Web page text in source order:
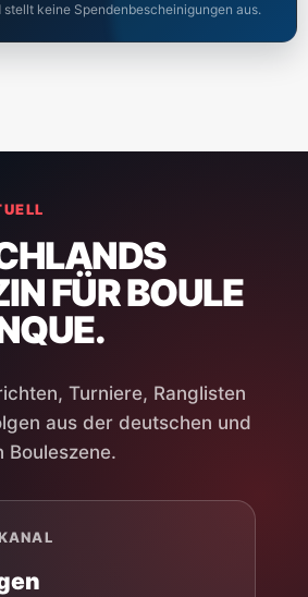
keine Spendenbescheinigungen aus.
FÜR BOULE
Turniere, Ranglisten
aus der deutschen und
Bouleszene.